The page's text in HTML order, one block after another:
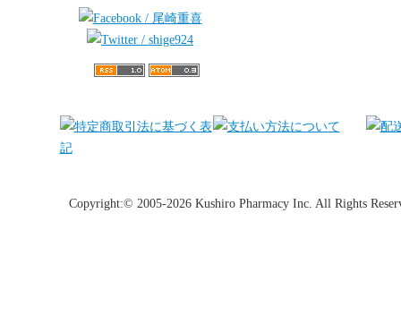
Copyright:© 2005-2026 Kushiro Pharmacy Inc. All Rights